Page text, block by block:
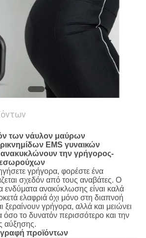
των νάυλον μαύρων
EMS γυναικών
την γρήγορος-
γρήγορα, φορέστε ένα
σχεδόν από τους αναβάτες. Ο
ενδύματα ανακύκλωσης είναι καλά
ελαφριά όχι μόνο στη διαπνοή
ξεραίνουν γρήγορα, αλλά και μειώνει
όσο το δυνατόν περισσότερο και την
αύξησης.
προϊόντων